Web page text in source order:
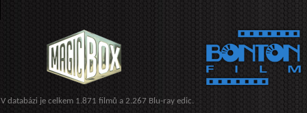
V databázi je celkem 1.871 filmů a 2.267 Blu-ray edic.